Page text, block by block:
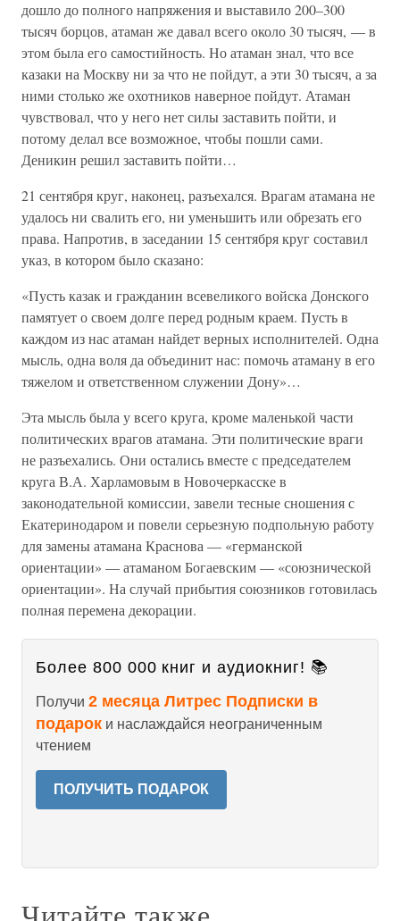
дошло до полного напряжения и выставило 200–300
тысяч борцов, атаман же давал всего около 30 тысяч, — в
этом была его самостийность. Но атаман знал, что все
казаки на Москву ни за что не пойдут, а эти 30 тысяч, а за
ними столько же охотников наверное пойдут. Атаман
чувствовал, что у него нет силы заставить пойти, и
потому делал все возможное, чтобы пошли сами.
Деникин решил заставить пойти…
21 сентября круг, наконец, разъехался. Врагам атамана не
удалось ни свалить его, ни уменьшить или обрезать его
права. Напротив, в заседании 15 сентября круг составил
указ, в котором было сказано:
«Пусть казак и гражданин всевеликого войска Донского
памятует о своем долге перед родным краем. Пусть в
каждом из нас атаман найдет верных исполнителей. Одна
мысль, одна воля да объединит нас: помочь атаману в его
тяжелом и ответственном служении Дону»…
Эта мысль была у всего круга, кроме маленькой части
политических врагов атамана. Эти политические враги
не разъехались. Они остались вместе с председателем
круга В.А. Харламовым в Новочеркасске в
законодательной комиссии, завели тесные сношения с
Екатеринодаром и повели серьезную подпольную работу
для замены атамана Краснова — «германской
ориентации» — атаманом Богаевским — «союзнической
ориентации». На случай прибытия союзников готовилась
полная перемена декорации.
Более 800 000 книг и аудиокниг! 📚
Получи 2 месяца Литрес Подписки в
подарок и наслаждайся неограниченным
чтением
ПОЛУЧИТЬ ПОДАРОК